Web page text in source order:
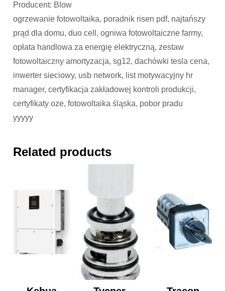
Producent: Blow
ogrzewanie fotowoltaika, poradnik risen pdf, najtańszy
prąd dla domu, duo cell, ogniwa fotowoltaiczne farmy,
opłata handlowa za energię elektryczną, zestaw
fotowoltaiczny amortyzacja, sg12, dachówki tesla cena,
inwerter sieciowy, usb network, list motywacyjny hr
manager, certyfikacja zakładowej kontroli produkcji,
certyfikaty oze, fotowoltaika śląska, pobor pradu
yyyyy
Related products